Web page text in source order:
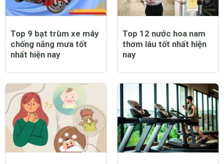
Top 9 bạt trùm xe máy
chống nắng mưa tốt
nhất hiện nay
Top 12 nước hoa nam
thơm lâu tốt nhất hiện
nay